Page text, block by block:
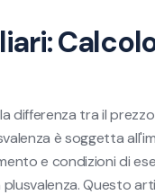
differenza tra il
è soggetta
e condizioni di
Questo